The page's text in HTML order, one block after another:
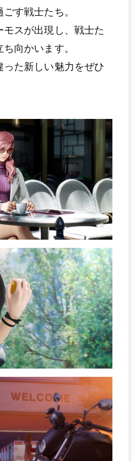
す戦士たち。
スが出現し、戦士た
向かいます。
た新しい魅力をぜひ